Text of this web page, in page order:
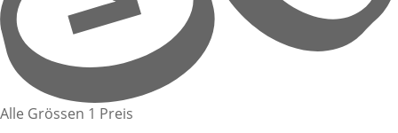
Alle Grössen 1 Preis